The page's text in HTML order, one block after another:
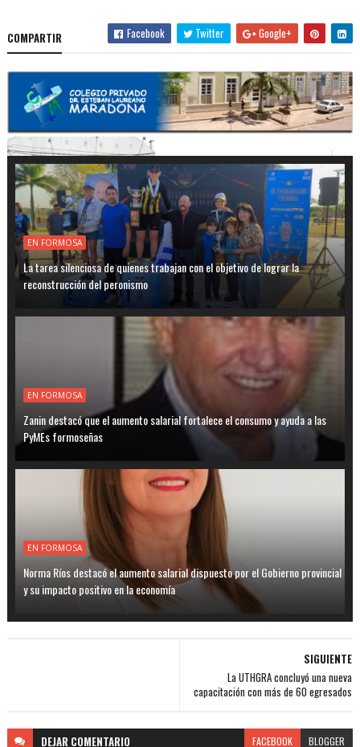
COMPARTIR Facebook Twitter Google+
EN FORMOSA
La tarea silenciosa de quienes trabajan con el objetivo de lograr la
reconstrucción del peronismo
EN FORMOSA
Zanin destacó que el aumento salarial fortalece el consumo y ayuda a las
PyMEs formoseñas
EN FORMOSA
Norma Ríos destacó el aumento salarial dispuesto por el Gobierno provincial
y su impacto positivo en la economía
SIGUIENTE
La UTHGRA concluyó una nueva
capacitación con más de 60 egresados
DEJAR COMENTARIO FACEBOOK BLOGGER